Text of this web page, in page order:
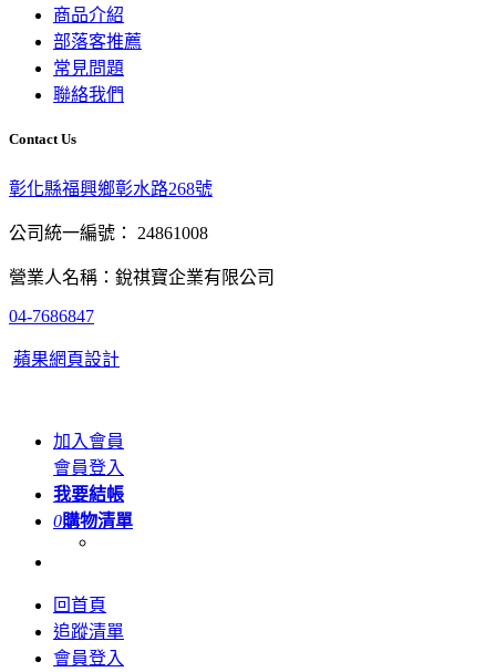
商品介紹
部落客推薦
常見問題
聯絡我們
Contact Us
彰化縣福興鄉彰水路268號
公司統一編號： 24861008
營業人名稱：銳祺寶企業有限公司
04-7686847
蘋果網頁設計
加入會員
會員登入
我要結帳
0購物清單
回首頁
追蹤清單
會員登入